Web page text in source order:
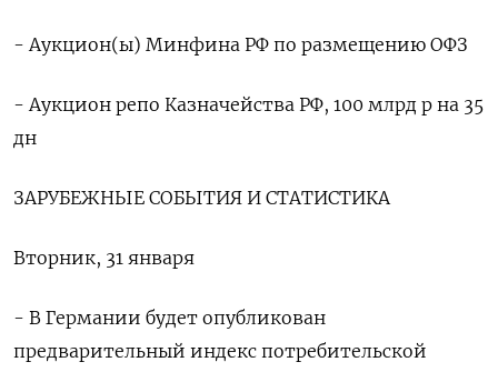
- Аукцион(ы) Минфина РФ по размещению ОФЗ
- Аукцион репо Казначейства РФ, 100 млрд р на 35
дн
ЗАРУБЕЖНЫЕ СОБЫТИЯ И СТАТИСТИКА
Вторник, 31 января
- В Германии будет опубликован
предварительный индекс потребительской